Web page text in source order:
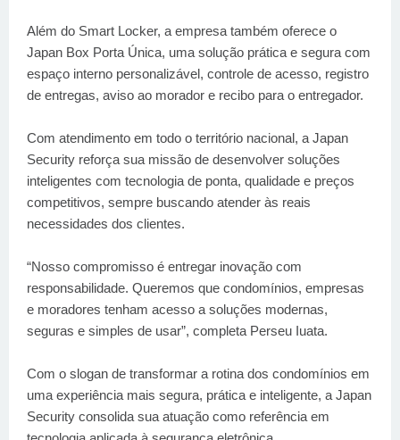
Além do Smart Locker, a empresa também oferece o
Japan Box Porta Única, uma solução prática e segura com
espaço interno personalizável, controle de acesso, registro
de entregas, aviso ao morador e recibo para o entregador.
Com atendimento em todo o território nacional, a Japan
Security reforça sua missão de desenvolver soluções
inteligentes com tecnologia de ponta, qualidade e preços
competitivos, sempre buscando atender às reais
necessidades dos clientes.
“Nosso compromisso é entregar inovação com
responsabilidade. Queremos que condomínios, empresas
e moradores tenham acesso a soluções modernas,
seguras e simples de usar”, completa Perseu Iuata.
Com o slogan de transformar a rotina dos condomínios em
uma experiência mais segura, prática e inteligente, a Japan
Security consolida sua atuação como referência em